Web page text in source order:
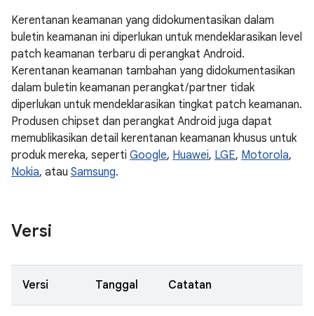
Kerentanan keamanan yang didokumentasikan dalam
buletin keamanan ini diperlukan untuk mendeklarasikan level
patch keamanan terbaru di perangkat Android.
Kerentanan keamanan tambahan yang didokumentasikan
dalam buletin keamanan perangkat / partner tidak
diperlukan untuk mendeklarasikan tingkat patch keamanan.
Produsen chipset dan perangkat Android juga dapat
memublikasikan detail kerentanan keamanan khusus untuk
produk mereka, seperti Google, Huawei, LGE, Motorola,
Nokia, atau Samsung.
Versi
Versi Tanggal Catatan